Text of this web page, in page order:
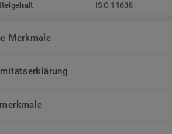
ISO 11638
Merkmale